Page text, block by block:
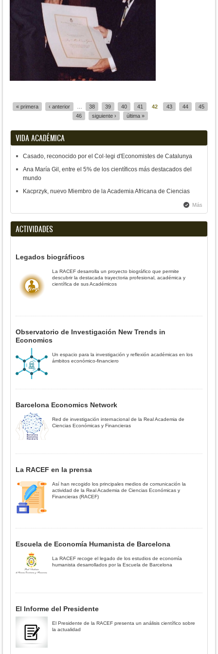
« primera ‹ anterior 38 39 40 41 42 43 44
45
46
siguiente › última »
VIDA ACADÉMICA
Casado, reconocido por el Col·legi d'Economistes de Catalunya
Ana María Gil, entre el 5% de los científicos más destacados del
mundo
Kacprzyk, nuevo Miembro de la Academia Africana de Ciencias
Más
ACTIVIDADES
Legados biográficos
La RACEF desarrolla un proyecto biográfico que permite
descubrir la destacada trayectoria profesional, académica y
científica de sus Académicos
Observatorio de Investigación New Trends in
Economics
Un espacio para la investigación y reflexión académicas en los
ámbitos económico-financiero
Barcelona Economics Network
Red de investigación internacional de la Real Academia de
Ciencias Económicas y Financieras
La RACEF en la prensa
Así han recogido los principales medios de comunicación la
actividad de la Real Academia de Ciencias Económicas y
Financieras (RACEF)
Escuela de Economía Humanista de Barcelona
La RACEF recoge el legado de los estudios de economía
humanista desarrollados por la Escuela de Barcelona
El Informe del Presidente
El Presidente de la RACEF presenta un análisis científico sobre
la actualidad